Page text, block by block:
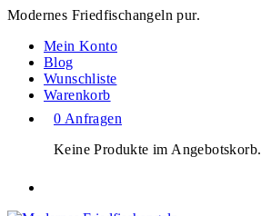
Modernes Friedfischangeln pur.
Mein Konto
Blog
Wunschliste
Warenkorb
0 Anfragen
Keine Produkte im Angebotskorb.